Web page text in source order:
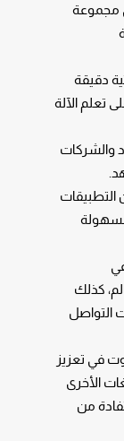
مجموعة
دقيقة
تعلم الآلة
والشركات
التطبيقات
بسهولة
كذلك
التواصل
في تعزيز
الأخرى
من